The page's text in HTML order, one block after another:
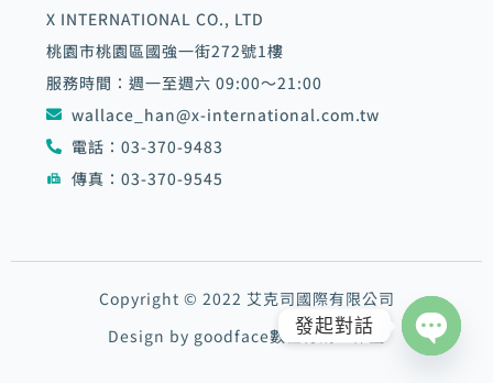
X INTERNATIONAL CO., LTD
桃園市桃園區國強一街272號1樓
服務時間：週一至週六 09:00～21:00
wallace_han@x-international.com.tw
電話：03-370-9483
傳真：03-370-9545
Copyright © 2022 艾克司國際有限公司
Design by goodface數位行銷工作室
發起對話
Open